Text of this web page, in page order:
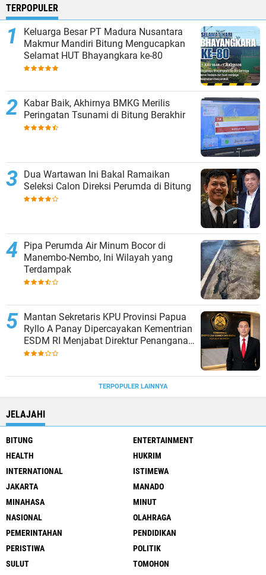
TERPOPULER
Keluarga Besar PT Madura Nusantara
Makmur Mandiri Bitung Mengucapkan
Selamat HUT Bhayangkara ke-80
Kabar Baik, Akhirnya BMKG Merilis
Peringatan Tsunami di Bitung Berakhir
Dua Wartawan Ini Bakal Ramaikan
Seleksi Calon Direksi Perumda di Bitung
Pipa Perumda Air Minum Bocor di
Manembo-Nembo, Ini Wilayah yang
Terdampak
Mantan Sekretaris KPU Provinsi Papua
Ryllo A Panay Dipercayakan Kementrian
ESDM RI Menjabat Direktur Penanganan
Aset Barang Bukti
TERPOPULER LAINNYA
JELAJAHI
BITUNG
ENTERTAINMENT
HEALTH
HUKRIM
INTERNATIONAL
ISTIMEWA
JAKARTA
MANADO
MINAHASA
MINUT
NASIONAL
OLAHRAGA
PEMERINTAHAN
PENDIDIKAN
PERISTIWA
POLITIK
SULUT
TOMOHON